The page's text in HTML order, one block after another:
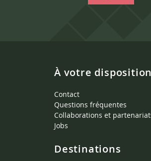
À votre disposition
Contact
Questions fréquentes
Collaborations et
Jobs
Destinations